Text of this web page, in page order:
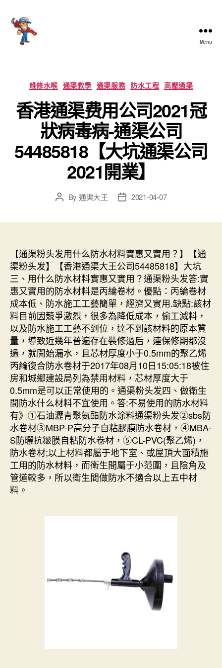
王
Menu
Categories
維修水喉 通渠教學 通渠服務 防水工程 高壓通渠
香港通渠费用公司2021冠
狀病毒病-通渠公司
54485818【大坑通渠公司
2021開業】
PostBy 通渠大王
Post2021-04-07
【通渠粉头发用什么防水材料實惠又實用？】【通
渠粉头发】【香港通渠大王公司54485818】大坑
三、用什么防水材料實惠又實用？通渠粉头发答:實
惠又實用的防水材料是丙綸卷材。優點：丙綸卷材
成本低、防水施工工藝簡單，經濟又實用.缺點:該材
料目前因競爭激烈，很多為降低成本，偷工減料，
以及防水施工工藝不到位，達不到該材料的原本質
量，導致近幾年普遍存在裝修過后，連保修期都沒
過，就開始漏水，且芯材厚度小于0.5mm的聚乙烯
丙綸復合防水卷材于2017年08月10日15:05:18被住
房和城鄉建設局列為禁用材料，芯材厚度大于
0.5mm是可以正常使用的。通渠粉头发四、做衛生
間防水什么材料不宜使用。答:不易使用的防水材料
有》①石油瀝青聚氨酯防水涂料通渠粉头发②sbs防
水卷材③MBP-P高分子自粘膠膜防水卷材，④MBA-
S防曬抗皺膜自粘防水卷材，⑤CL-PVC(聚乙烯)，
防水卷材;以上材料都屬于地下室、或屋頂大面積施
工用的防水材料，而衛生間屬于小范圍，且陰角及
管道較多，所以衛生間做防水不適合以上五中材
料。